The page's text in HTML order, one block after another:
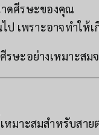
ดศีรษะของคุณ
เพราะอาจทำให้เ
ษะอย่างเหมาะสม
หมาะสมสำหรับส